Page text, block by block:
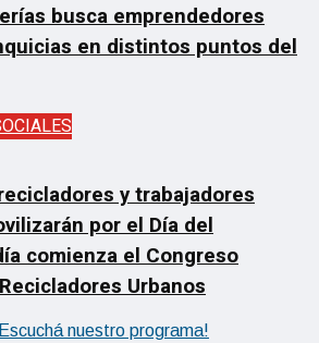
busca emprendedores
en distintos puntos del
y trabajadores
por el Día del
comienza el Congreso
Urbanos